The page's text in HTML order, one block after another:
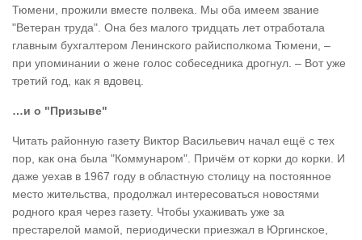
Тюмени, прожили вместе полвека. Мы оба имеем звание
"Ветеран труда". Она без малого тридцать лет отработала
главным бухгалтером Ленинского райисполкома Тюмени, –
при упоминании о жене голос собеседника дрогнул. – Вот уже
третий год, как я вдовец.
…и о "Призыве"
Читать районную газету Виктор Васильевич начал ещё с тех
пор, как она была "Коммунаром". Причём от корки до корки. И
даже уехав в 1967 году в областную столицу на постоянное
место жительства, продолжал интересоваться новостями
родного края через газету. Чтобы ухаживать уже за
престарелой мамой, периодически приезжал в Юргинское,